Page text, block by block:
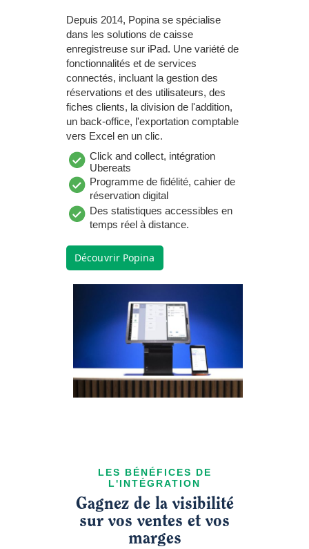
Depuis 2014, Popina se spécialise
dans les solutions de caisse
enregistreuse sur iPad. Une variété de
fonctionnalités et de services
connectés, incluant la gestion des
réservations et des utilisateurs, des
fiches clients, la division de l'addition,
un back-office, l'exportation comptable
vers Excel en un clic.
Click and collect, intégration
Ubereats
Programme de fidélité, cahier de
réservation digital
Des statistiques accessibles en
temps réel à distance.
Découvrir Popina
LES BÉNÉFICES DE
L'INTÉGRATION
Gagnez de la visibilité
sur vos ventes et vos
marges